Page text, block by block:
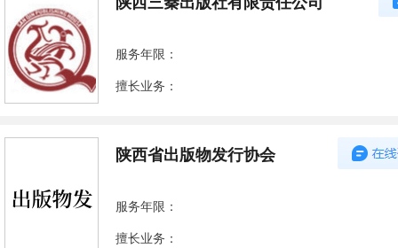
服务年限：
擅长业务：
陕西省出版物发行协会
服务年限：
擅长业务：